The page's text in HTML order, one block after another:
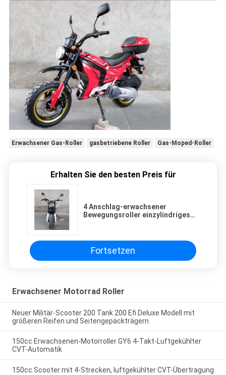
Erwachsener Gas-Roller gasbetriebene Roller Gas-Moped-Roller
Erhalten Sie den besten Preis für
4 Anschlag-erwachsener
Bewegungsroller einzylindriges
Fortsetzen
Erwachsener Motorrad Roller
Neuer Militär-Scooter 200 Tank 200 Efi Deluxe Modell mit
größeren Reifen und Seitengepäckträgern
150cc Erwachsenen-Motorroller GY6 4-Takt-Luftgekühlter
CVT-Automatik
150cc Scooter mit 4-Strecken, luftgekühlter CVT-Übertragung